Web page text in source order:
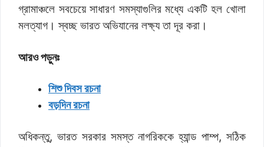
গ্রামাঞ্চলে সবচেয়ে সাধারণ সমস্যাগুলির মধ্যে একটি হল খোলা
মলত্যাগ। স্বচ্ছ ভারত অভিযানের লক্ষ্য তা দূর করা।
আরও পড়ুনঃ
শিশু দিবস রচনা
বড়দিন রচনা
অধিকন্তু, ভারত সরকার সমস্ত নাগরিককে হ্যান্ড পাম্প, সঠিক